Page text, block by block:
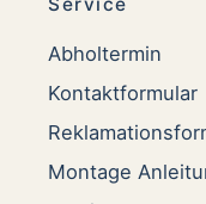
Abholtermin
Kontaktformular
Montage